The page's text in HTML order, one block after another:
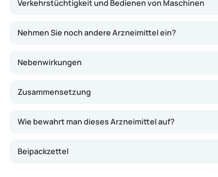
Verkehrstüchtigkeit und Bedienen von Maschinen
Nehmen Sie noch andere Arzneimittel ein?
Nebenwirkungen
Zusammensetzung
Wie bewahrt man dieses Arzneimittel auf?
Beipackzettel